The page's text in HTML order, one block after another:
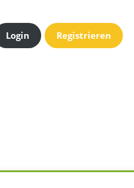
Login Registrieren